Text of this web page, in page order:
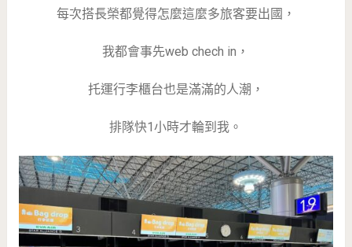
每次搭長榮都覺得怎麼這麼多旅客要出國，
我都會事先web chech in，
托運行李櫃台也是滿滿的人潮，
排隊快1小時才輪到我。